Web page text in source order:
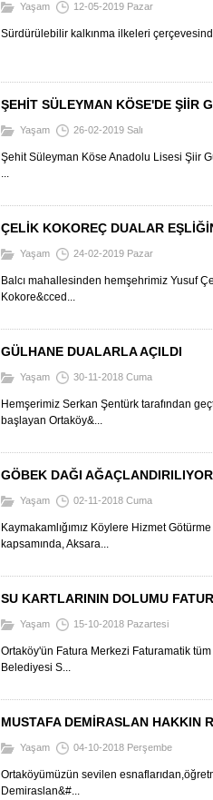
Yaşam 12-05-2019 Pazar
Sürdürülebilir kalkınma ilkeleri
ŞEHİT SÜLEYMAN KÖSE'DE ŞİİR
Yaşam 26-02-2019 Salı
Şehit Süleyman Köse Anadolu Lisesi Şiir
...
ÇELİK KOKOREÇ DUALAR
Yaşam 24-02-2019 Pazar
Balcı mahallesinden hemşehrimiz Yusuf
Kokore&cced...
GÜLHANE DUALARLA AÇILDI
Yaşam 30-11-2018 Cuma
Hemşerimiz Serkan Şentürk tarafından
başlayan Ortaköy&...
GÖBEK DAĞI AĞAÇLANDIRILIYOR
Yaşam 02-11-2018 Cuma
Kaymakamlığımız Köylere Hizmet
kapsamında, Aksara...
SU KARTLARININ DOLUMU
Yaşam 15-10-2018 Pazartesi
Ortaköy'ün Fatura Merkezi Faturamatik
Belediyesi S...
MUSTAFA DEMİRASLAN HAKKIN
Yaşam 04-10-2018 Perşembe
Ortaköyümüzün sevilen
Demiraslan&#...